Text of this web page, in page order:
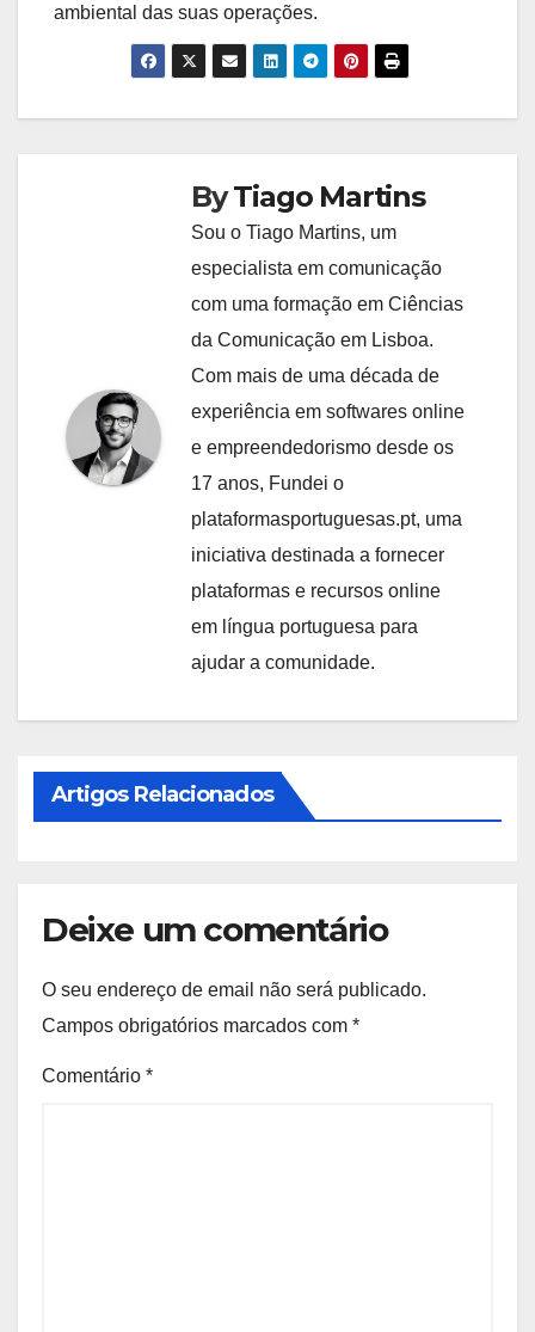
ambiental das suas operações.
ByTiago Martins
Sou o Tiago Martins, um
especialista em comunicação
com uma formação em Ciências
da Comunicação em Lisboa.
Com mais de uma década de
experiência em softwares online
e empreendedorismo desde os
17 anos, Fundei o
plataformasportuguesas.pt, uma
iniciativa destinada a fornecer
plataformas e recursos online
em língua portuguesa para
ajudar a comunidade.
Artigos Relacionados
Deixe um comentário
O seu endereço de email não será publicado.
Campos obrigatórios marcados com *
Comentário *